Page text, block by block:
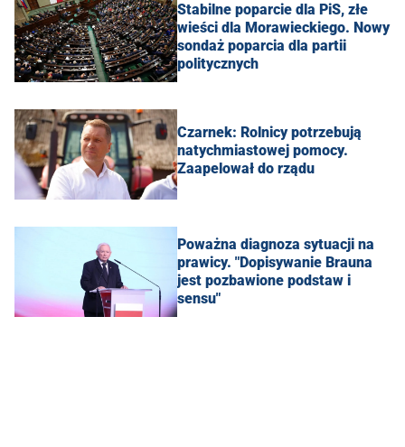
Stabilne poparcie dla PiS, złe
wieści dla Morawieckiego. Nowy
sondaż poparcia dla partii
politycznych
Czarnek: Rolnicy potrzebują
natychmiastowej pomocy.
Zaapelował do rządu
Poważna diagnoza sytuacji na
prawicy. "Dopisywanie Brauna
jest pozbawione podstaw i
sensu"